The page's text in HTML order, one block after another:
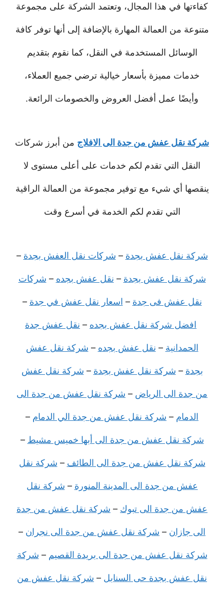
كفاءتها في هذا المجال، وتعتمد الشركة على مجموعة
متنوعة من العمالة المهارة بالإضافة إلى أنها توفر كافة
الوسائل المستخدمة في النقل، كما نقوم بتقديم
خدمات مميزة بأسعار خيالية ترضي جميع العملاء،
وأيضًا عمل أفضل العروض والخصومات الرائعة.
شركة نقل عفش من جدة الى الافلاج من أبرز شركات
النقل التي تقدم لكم خدمات على أعلى مستوى لا
ينقصها أي شيء مع توفير مجموعة من العمالة الراقية
التي تقدم لكم الخدمة في أسرع وقت
شركة نقل عفش بجدة – شركات نقل العفش بجدة –
شركة نقل عفش بجدة – نقل عفش بجده – شركات
نقل عفش فى جدة – اسعار نقل عفش في جدة –
افضل شركة نقل عفش بجده – نقل عفش جدة
الحمدانية – نقل عفش بجده – شركة نقل عفش
بجدة – شركة نقل عفش بجدة – شركة نقل عفش
من جدة الى الرياض – شركة نقل عفش من جدة الى
الدمام – شركة نقل عفش من جدة الي الدمام –
شركة نقل عفش من جدة الى أبها خميس مشيط –
شركة نقل عفش من جدة الى الطائف – شركة نقل
عفش من جدة الى المدينة المنورة – شركة نقل
عفش من جدة الى تبوك – شركة نقل عفش من جدة
الى جازان – شركة نقل عفش من جدة الى نجران –
شركة نقل عفش من جدة الى بريدة القصيم – شركة
نقل عفش بجدة حى السنابل – شركة نقل عفش من